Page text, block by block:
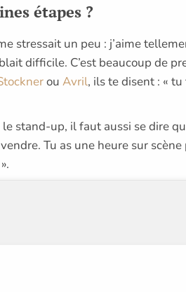
étapes ?
stressait un peu : j’aime
difficile. C’est beaucoup de
ou Avril, ils te disent : « tu
stand-up, il faut aussi se dire
Tu as une heure sur